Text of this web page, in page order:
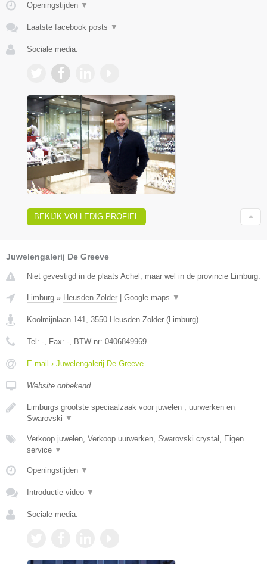
Openingstijden ▼
Laatste facebook posts ▼
Sociale media:
BEKIJK VOLLEDIG PROFIEL
Juwelengalerij De Greeve
Niet gevestigd in de plaats Achel, maar wel in de provincie Limburg.
Limburg » Heusden Zolder Google maps ▼
Koolmijnlaan 141 3550 Heusden Zolder ( Limburg)
Tel: - , Fax: - , BTW-nr: 0406849969
E-mail › Juwelengalerij De Greeve
Website onbekend
Limburgs grootste speciaalzaak voor juwelen , uurwerken en
Swarovski ▼
Verkoop juwelen, Verkoop uurwerken, Swarovski crystal, Eigen
service ▼
Openingstijden ▼
Introductie video ▼
Sociale media: